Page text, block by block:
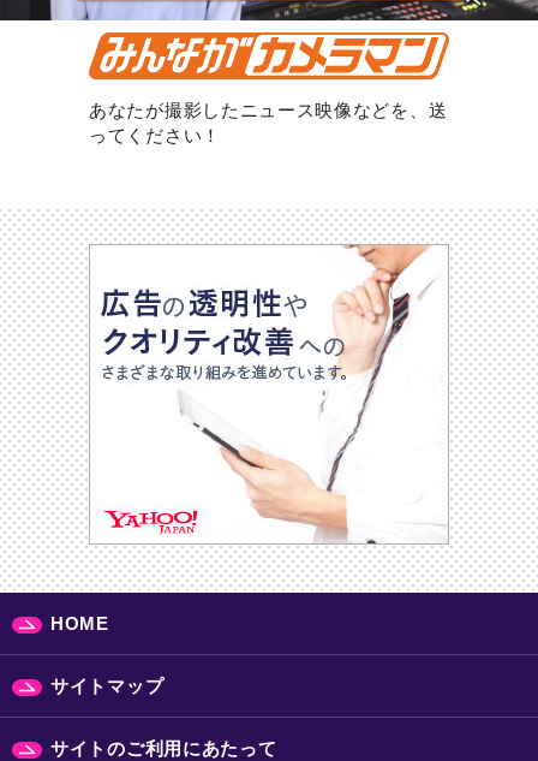
あなたが撮影したニュース映像などを、送
ってください！
HOME
サイトマップ
サイトのご利用にあたって